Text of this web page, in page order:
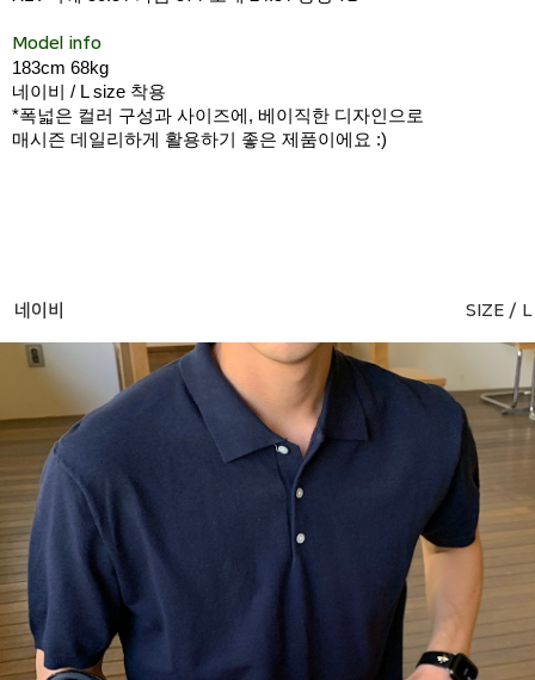
Model info
183cm 68kg
네이비 / L size 착용
*폭넓은 컬러 구성과 사이즈에, 베이직한 디자인으로
매시즌 데일리하게 활용하기 좋은 제품이에요 :)
네이비 SIZE / L